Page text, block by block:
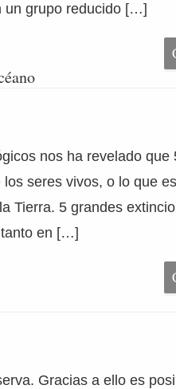
un grupo reducido […]
nos ha revelado que
seres vivos, o lo que
Tierra. 5 grandes
tanto en […]
Gracias a ello es